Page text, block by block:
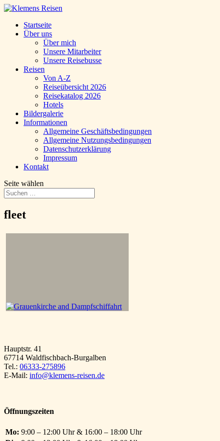
Startseite
Über uns
Über mich
Unsere Mitarbeiter
Unsere Reisebusse
Reisen
Von A-Z
Reiseübersicht 2026
Reisekatalog 2026
Hotels
Bildergalerie
Informationen
Allgemeine Geschäftsbedingungen
Allgemeine Nutzungsbedingungen
Datenschutzerklärung
Impressum
Kontakt
Seite wählen
fleet
Hauptstr. 41
67714 Waldfischbach-Burgalben
Tel.: 06333-275896
E-Mail: info@klemens-reisen.de
Öffnungszeiten
Mo: 9:00 – 12:00 Uhr & 16:00 – 18:00 Uhr